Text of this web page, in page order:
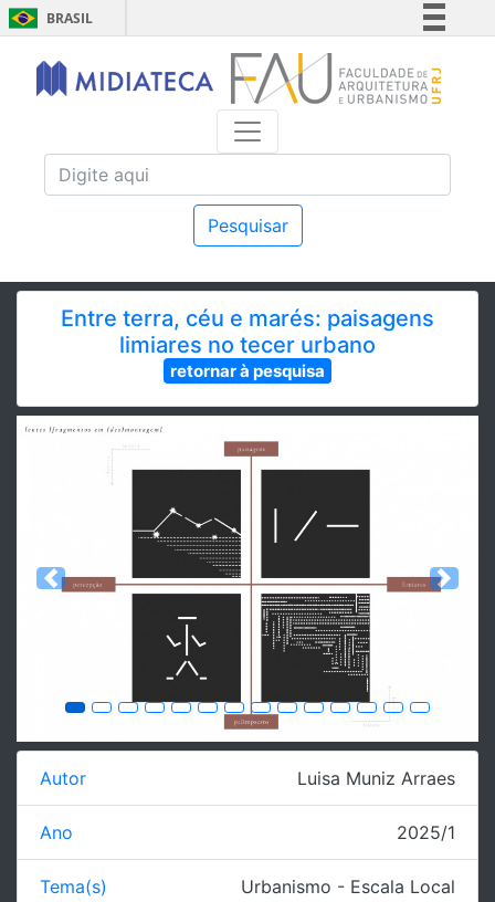
BRASIL
Simplifique!
Comunica BR
Acesso à informação
Pesquisar
Entre terra, céu e marés: paisagens
limiares no tecer urbano
retornar à pesquisa
Previous Next
Autor Luisa Muniz Arraes
Ano 2025/1
Tema(s) Urbanismo - Escala Local